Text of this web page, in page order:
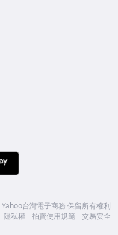
Yahoo台灣電子商務 保留所有權利
隱私權 拍賣使用規範 交易安全